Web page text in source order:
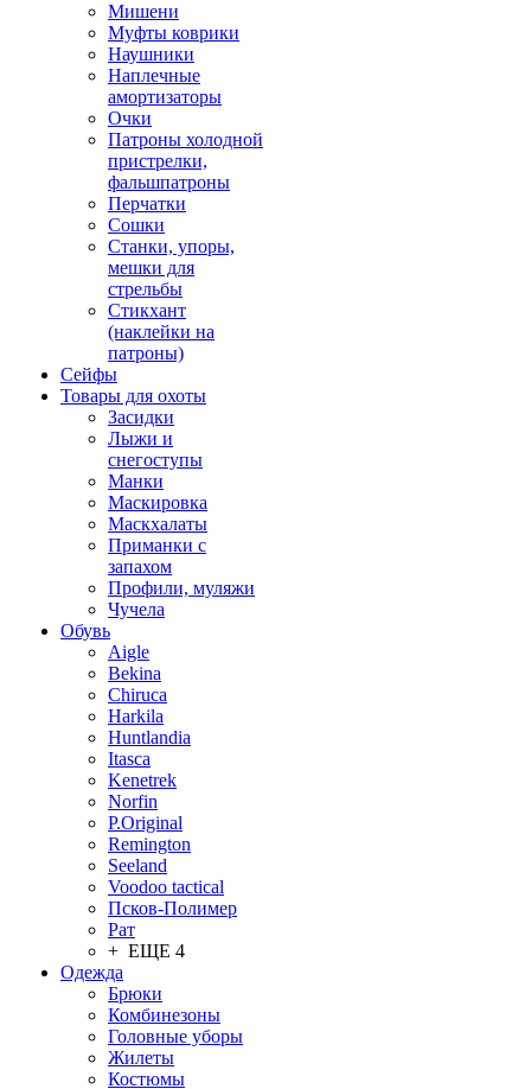
Мишени
Муфты коврики
Наушники
Наплечные
амортизаторы
Очки
Патроны холодной
пристрелки,
фальшпатроны
Перчатки
Сошки
Станки, упоры,
мешки для
стрельбы
Стикхант
(наклейки на
патроны)
Сейфы
Товары для охоты
Засидки
Лыжи и
снегоступы
Манки
Маскировка
Маскхалаты
Приманки с
запахом
Профили, муляжи
Чучела
Обувь
Aigle
Bekina
Chiruсa
Harkila
Huntlandia
Itasca
Kenetrek
Norfin
P.Original
Remington
Seeland
Voodoo tactical
Псков-Полимер
Рат
+ ЕЩЕ 4
Одежда
Брюки
Комбинезоны
Головные уборы
Жилеты
Костюмы